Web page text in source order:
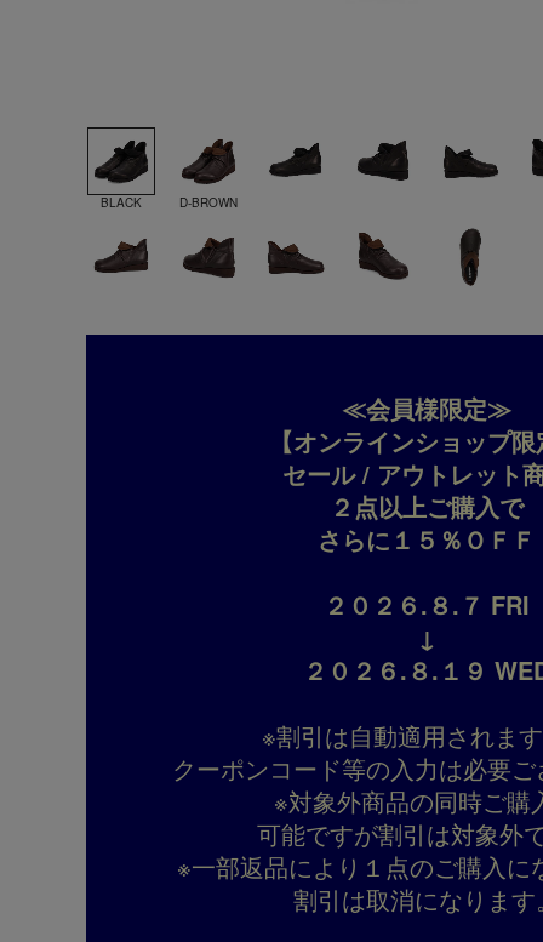
BLACK D-BROWN
≪会員様限定≫
【オンラインショップ
セール / アウトレット
２点以上ご購入で
さらに１５％ＯＦＦ
２０２６.８.７ FRI
↓
２０２６.８.１９
※割引は自動適用されま
クーポンコード等の入力は必要
※対象外商品の同時ご購
可能ですが割引は対象外
※一部返品により１点のご購入に
割引は取消になります